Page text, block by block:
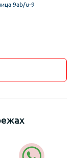
9ab/u-9